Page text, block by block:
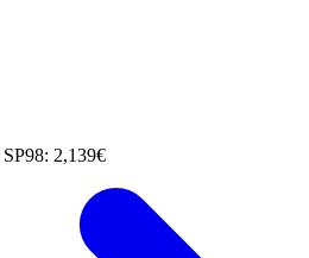
SP98: 2,139€